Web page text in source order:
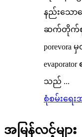
နည်းသော
ဆက်တိုက်စု
သည် ...
စုံစမ်းရေး
အမြန်လင့်များ